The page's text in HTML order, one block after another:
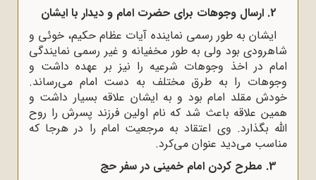
2. ارسال وجوهات برای حضرت امام و دیدار با ایشان
ایشان به طور رسمی نماینده آیات عظام حکیم، خوئی و
شاهرودی بود ولی به طور مخفیانه و غیر رسمی نمایندگی
امام در اخذ وجوهات شرعیه را نیز بر عهده داشت و
وجوهات را به طرق مختلف به دست امام می‌رساند.
خودش مقلد امام بود و به ایشان علاقه بسیار داشت و
همین علاقه باعث شد که نام اولین فرزند پسرش را روح
الله بگذارد. وی اعتقاد به مرجعیت امام را در هرجا که
مناسب می‌دید عنوان می‌کرد.
3. مطرح کردن امام خمینی در سفر حج